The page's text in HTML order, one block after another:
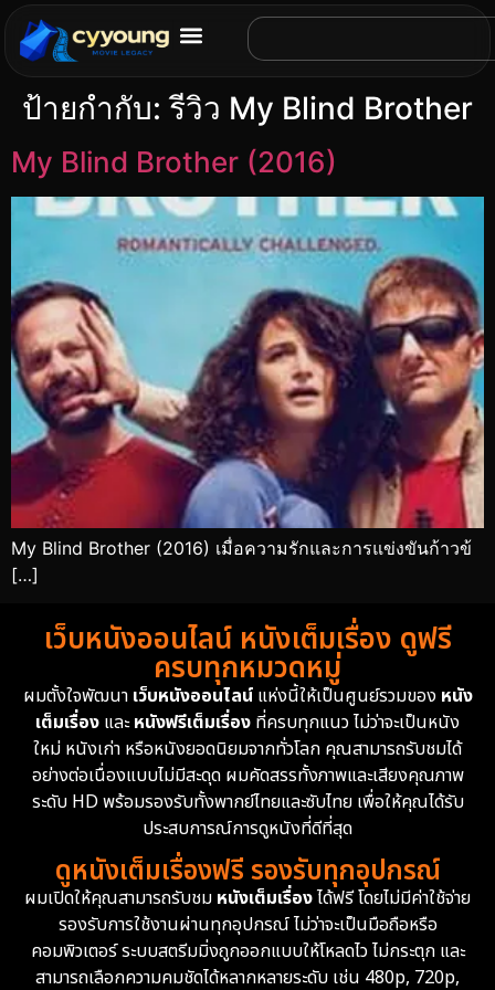
ป้ายกำกับ:รีวิว My Blind Brother
My Blind Brother (2016)
My Blind Brother (2016) เมื่อความรักและการแข่งขันก้าวข้
[…]
เว็บหนังออนไลน์ หนังเต็มเรื่อง ดูฟรี
ครบทุกหมวดหมู่
ผมตั้งใจพัฒนา เว็บหนังออนไลน์แห่งนี้ให้เป็นศูนย์รวมของ หนัง
เต็มเรื่อง และหนังฟรีเต็มเรื่อง ที่ครบทุกแนว ไม่ว่าจะเป็นหนัง
ใหม่ หนังเก่า หรือหนังยอดนิยมจากทั่วโลก คุณสามารถรับชมได้
อย่างต่อเนื่องแบบไม่มีสะดุด ผมคัดสรรทั้งภาพและเสียงคุณภาพ
ระดับ HD พร้อมรองรับทั้งพากย์ไทยและซับไทย เพื่อให้คุณได้รับ
ประสบการณ์การดูหนังที่ดีที่สุด
ดูหนังเต็มเรื่องฟรี รองรับทุกอุปกรณ์
ผมเปิดให้คุณสามารถรับชม หนังเต็มเรื่องได้ฟรี โดยไม่มีค่าใช้จ่าย
รองรับการใช้งานผ่านทุกอุปกรณ์ ไม่ว่าจะเป็นมือถือหรือ
คอมพิวเตอร์ ระบบสตรีมมิ่งถูกออกแบบให้โหลดไว ไม่กระตุก และ
สามารถเลือกความคมชัดได้หลากหลายระดับ เช่น 480p, 720p,